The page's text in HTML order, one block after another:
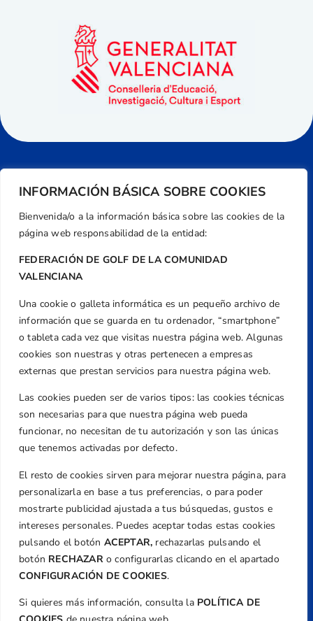
INFORMACIÓN BÁSICA SOBRE COOKIES
Bienvenida/o a la información básica sobre las cookies de la
página web responsabilidad de la entidad:
FEDERACIÓN DE GOLF DE LA COMUNIDAD
VALENCIANA
Una cookie o galleta informática es un pequeño archivo de
información que se guarda en tu ordenador, “smartphone”
o tableta cada vez que visitas nuestra página web. Algunas
cookies son nuestras y otras pertenecen a empresas
externas que prestan servicios para nuestra página web.
Las cookies pueden ser de varios tipos: las cookies técnicas
son necesarias para que nuestra página web pueda
funcionar, no necesitan de tu autorización y son las únicas
que tenemos activadas por defecto.
El resto de cookies sirven para mejorar nuestra página, para
personalizarla en base a tus preferencias, o para poder
mostrarte publicidad ajustada a tus búsquedas, gustos e
intereses personales. Puedes aceptar todas estas cookies
pulsando el botón ACEPTAR, rechazarlas pulsando el
botón RECHAZARo configurarlas clicando en el apartado
CONFIGURACIÓN DE COOKIES.
Si quieres más información, consulta la POLÍTICA DE
Dirección
Centre de L´Esport, Carrer d'Isaac Peral i
Caballero, Nº 5, Despachos 2 y 3, 46980,
Valencia
Teléfono
+34 961 367 799
Email
federacion@golfcv.com
Aviso Legal
Política de Privacidad
Transparencia
Normativa
Federación